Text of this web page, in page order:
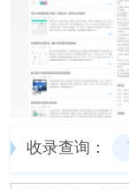
收录查询：